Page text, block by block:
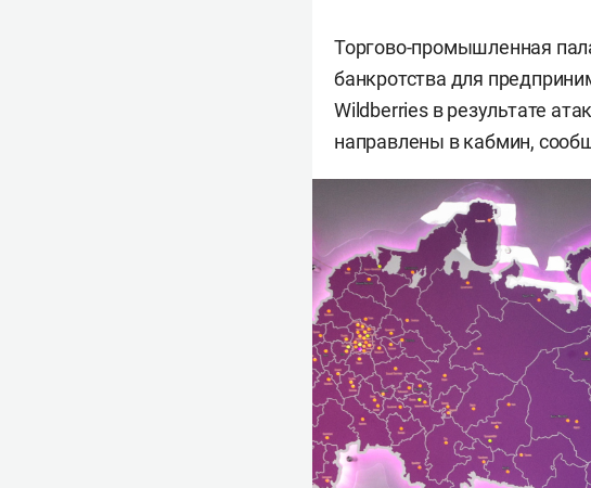
Торгово-промышленная
банкротства для
Wildberries в результате
направлены в кабмин,